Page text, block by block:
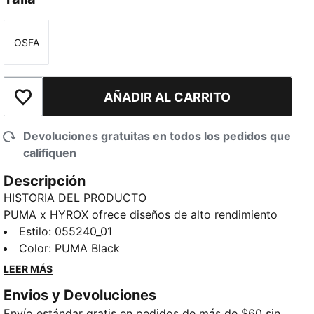
Talla
OSFA
Añadir a la lista de deseosAÑADIR AL CARRITO
Devoluciones gratuitas en todos los pedidos que
califiquen
Descripción
HISTORIA DEL PRODUCTO
PUMA x HYROX ofrece diseños de alto rendimiento
específicamente seleccionados para la carrera de
fitness definitiva. Esta toalla PUMA x HYROX está
diseñada para sesiones de entrenamiento intensas.
siempre a la mano.
Estilo: 055240_01
Color: PUMA Black
LEER MÁS
Envios y Devoluciones